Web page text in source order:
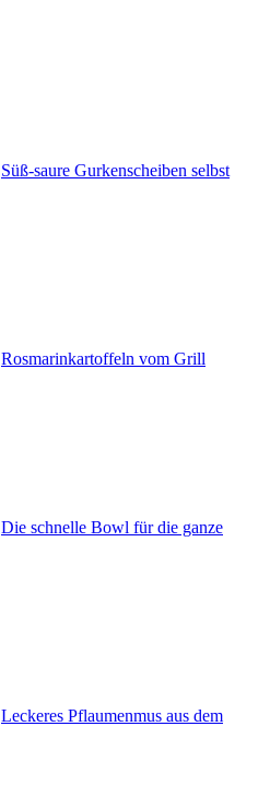
Süß-saure Gurkenscheiben selbst
Rosmarinkartoffeln vom Grill
Die schnelle Bowl für die ganze
Leckeres Pflaumenmus aus dem